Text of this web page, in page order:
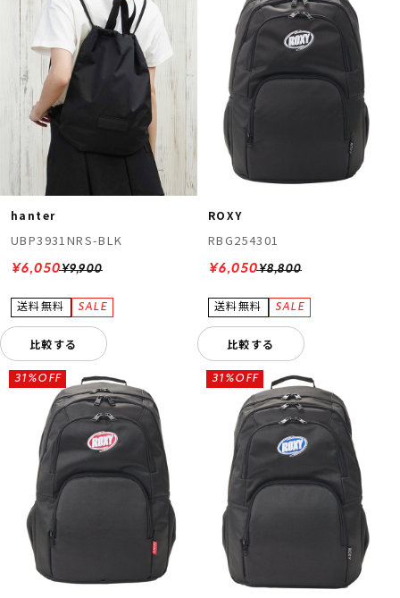
hanter
UBP3931NRS-BLK
¥9,900
¥6,050
比較する
ROXY
RBG254301
¥8,800
¥6,050
比較する
31%OFF 31%OFF